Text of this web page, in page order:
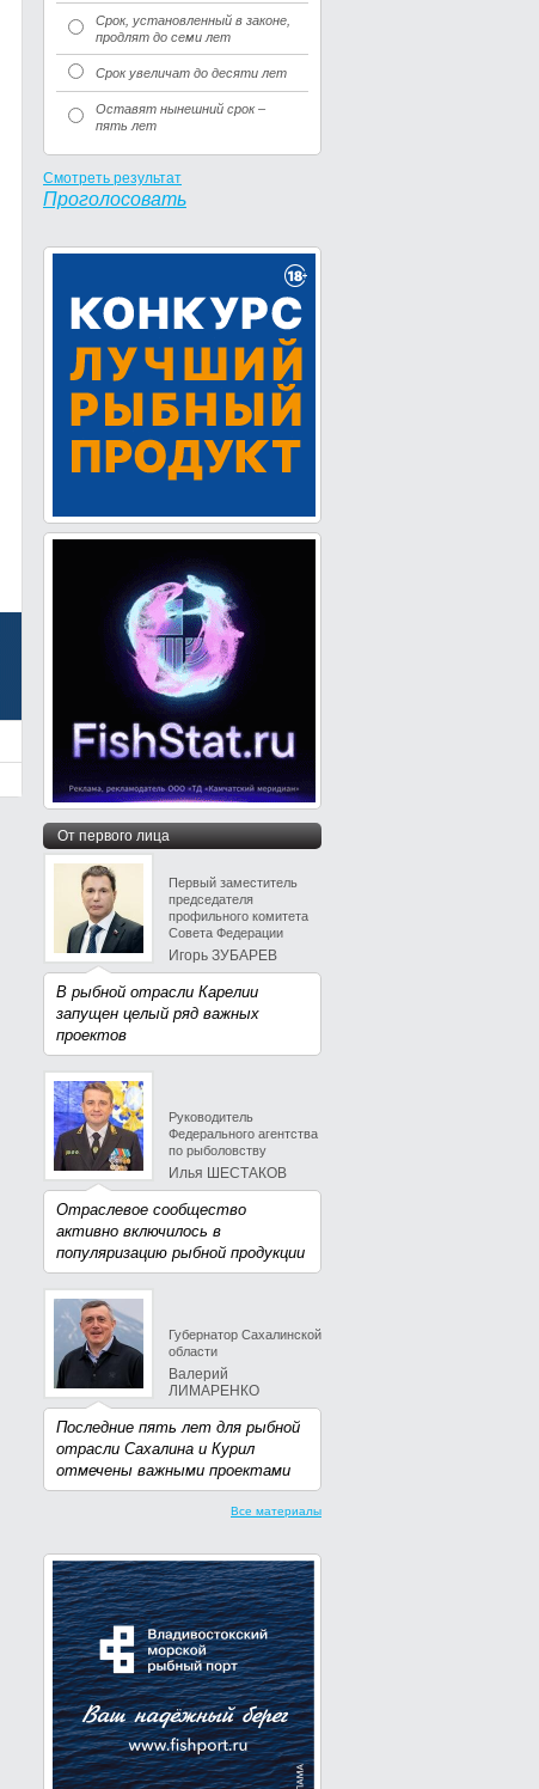
Срок, установленный в законе,
продлят до семи лет
Срок увеличат до десяти лет
Оставят нынешний срок –
пять лет
Смотреть результат
Проголосовать
От первого лица
Первый заместитель
председателя
профильного комитета
Совета Федерации
Игорь ЗУБАРЕВ
В рыбной отрасли Карелии
запущен целый ряд важных
проектов
Руководитель
Федерального агентства
по рыболовству
Илья ШЕСТАКОВ
Отраслевое сообщество
активно включилось в
популяризацию рыбной продукции
Губернатор Сахалинской
области
Валерий
ЛИМАРЕНКО
Последние пять лет для рыбной
отрасли Сахалина и Курил
отмечены важными проектами
Все материалы